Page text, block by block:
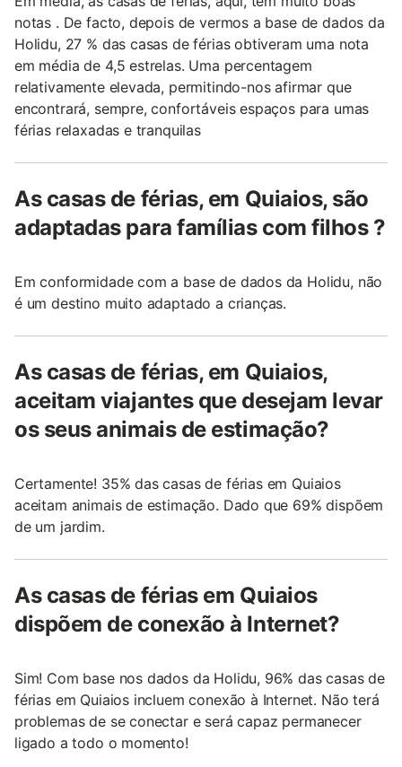
notas . De facto, depois de vermos a base de dados da
Holidu, 27 % das casas de férias obtiveram uma nota
em média de 4,5 estrelas. Uma percentagem
relativamente elevada, permitindo-nos afirmar que
encontrará, sempre, confortáveis espaços para umas
férias relaxadas e tranquilas
As casas de férias, em Quiaios, são
adaptadas para famílias com filhos ?
Em conformidade com a base de dados da Holidu, não
é um destino muito adaptado a crianças.
As casas de férias, em Quiaios,
aceitam viajantes que desejam levar
os seus animais de estimação?
Certamente! 35% das casas de férias em Quiaios
aceitam animais de estimação. Dado que 69% dispõem
de um jardim.
As casas de férias em Quiaios
dispõem de conexão à Internet?
Sim! Com base nos dados da Holidu, 96% das casas de
férias em Quiaios incluem conexão à Internet. Não terá
problemas de se conectar e será capaz permanecer
ligado a todo o momento!